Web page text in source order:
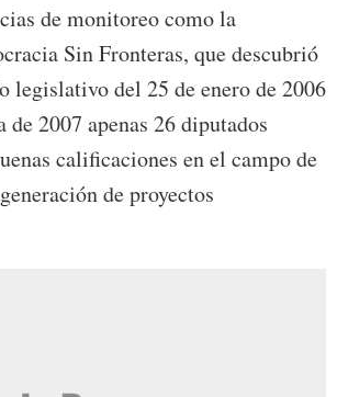
de monitoreo como la
Sin Fronteras, que descubrió
legislativo del 25 de enero de 2006
de 2007 apenas 26 diputados
calificaciones en el campo de
de proyectos